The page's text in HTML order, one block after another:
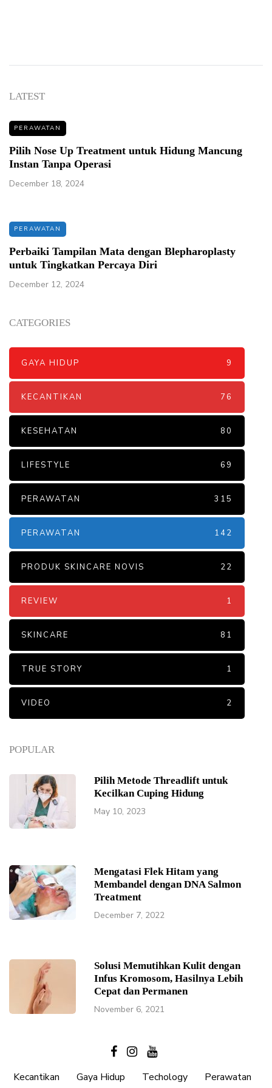
POPULAR
Pilih Metode Threadlift untuk
Kecilkan Cuping Hidung
May 10, 2023
Mengatasi Flek Hitam yang
Membandel dengan DNA Salmon
Treatment
December 7, 2022
Solusi Memutihkan Kulit dengan
Infus Kromosom, Hasilnya Lebih
Cepat dan Permanen
November 6, 2021
LATEST
PERAWATAN
Pilih Nose Up Treatment untuk Hidung Mancung
Instan Tanpa Operasi
December 18, 2024
PERAWATAN
Perbaiki Tampilan Mata dengan Blepharoplasty
untuk Tingkatkan Percaya Diri
December 12, 2024
CATEGORIES
GAYA HIDUP 9
KECANTIKAN 76
KESEHATAN 80
LIFESTYLE 69
PERAWATAN 315
PERAWATAN 142
PRODUK SKINCARE NOVIS 22
REVIEW 1
SKINCARE 81
TRUE STORY 1
VIDEO 2
Kecantikan Gaya Hidup Techology
Perawatan